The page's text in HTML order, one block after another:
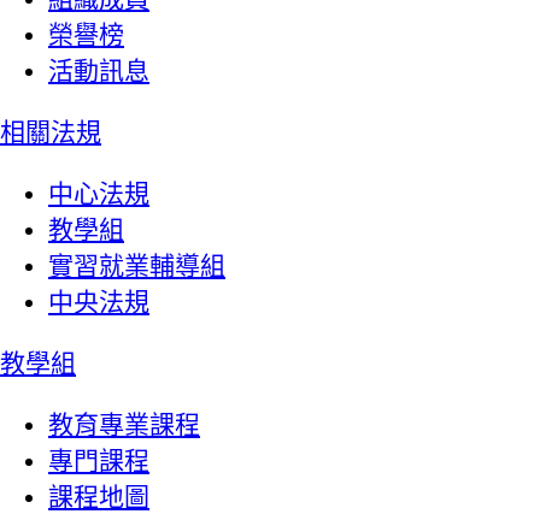
榮譽榜
活動訊息
相關法規
中心法規
教學組
實習就業輔導組
中央法規
教學組
教育專業課程
專門課程
課程地圖